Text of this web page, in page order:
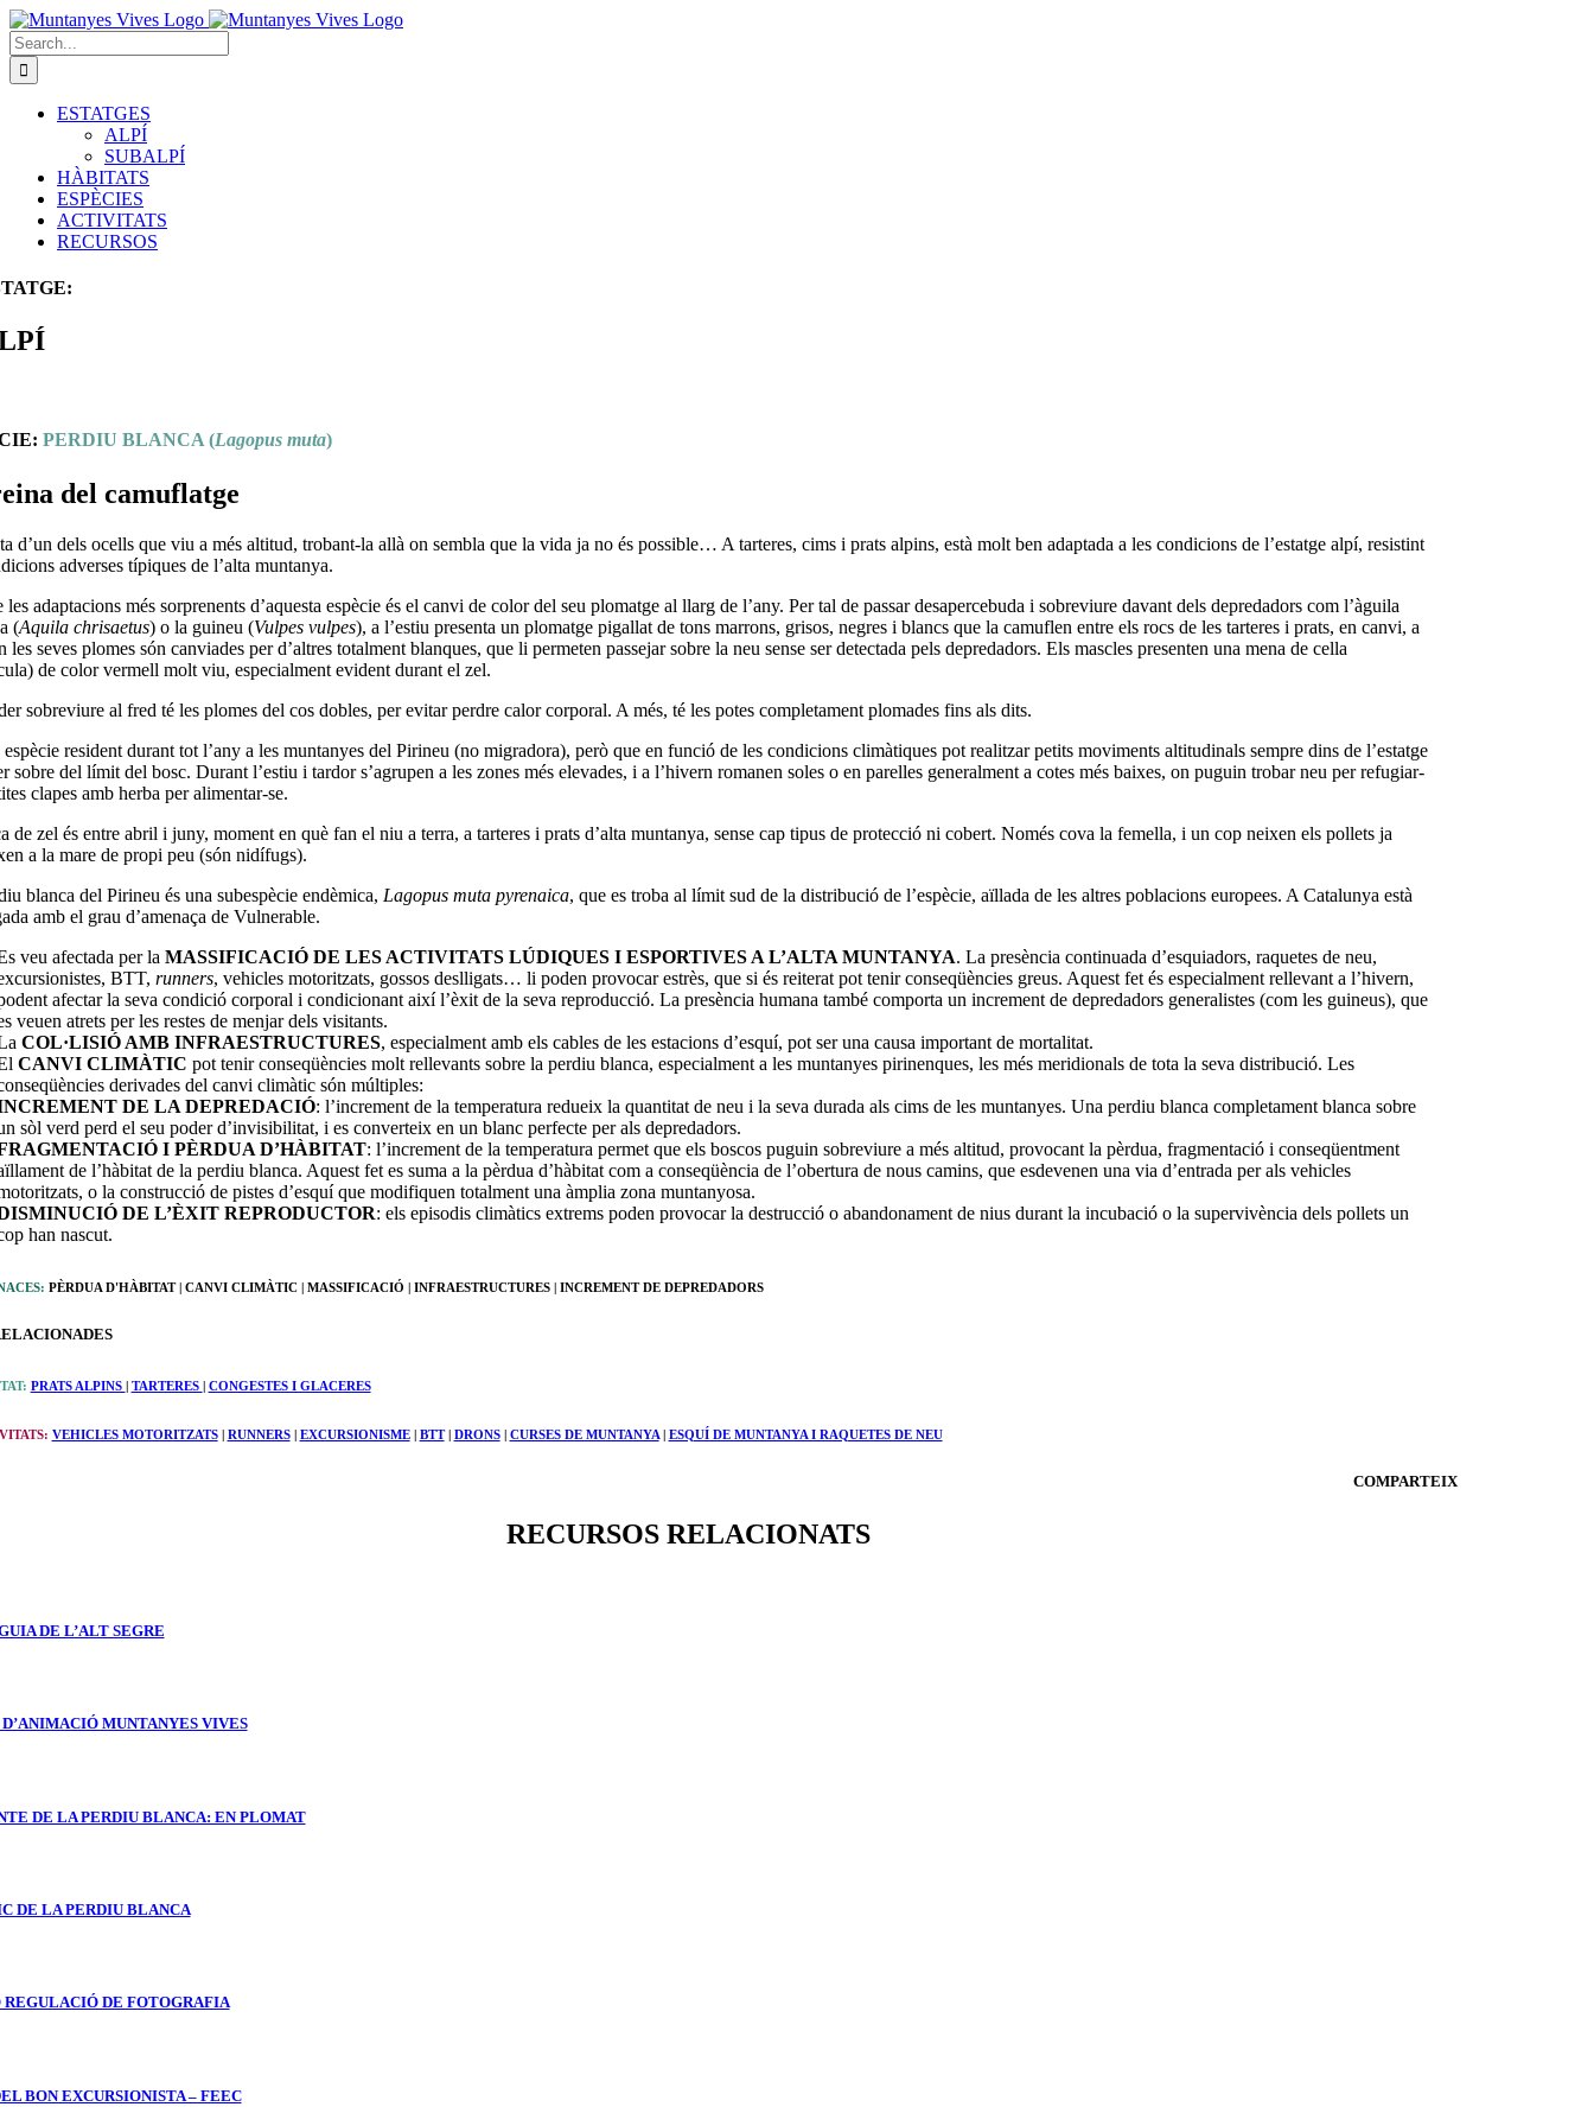
Skip
to
content
Search
for:
ESTATGES
ALPÍ
SUBALPÍ
HÀBITATS
ESPÈCIES
ACTIVITATS
RECURSOS
PERDIU BLANCA (Lagopus muta)
del camuflatge
d’un dels ocells que viu a més altitud, trobant-la allà on sembla que la vida ja no és possible… A tarteres, cims i prats alpins, està molt ben adaptada a les condicions de l’estatge alpí, resistint
adverses típiques de l’alta muntanya.
les adaptacions més sorprenents d’aquesta espècie és el canvi de color del seu plomatge al llarg de l’any. Per tal de passar desapercebuda i sobreviure davant dels depredadors com l’àguila
(Aquila chrisaetus) o la guineu (Vulpes vulpes), a l’estiu presenta un plomatgepigallat de tons marrons, grisos, negres i blancs que la camuflen entre els rocs de les tarteres i prats, en canvi, a
les seves plomes són canviades per d’altres totalment blanques, que li permeten passejar sobre la neu sense ser detectada pels depredadors. Els mascles presenten una mena de cella
de color vermell molt viu, especialment evident durant el zel.
sobreviure al fred té les plomes del cos dobles, per evitar perdre calor corporal. A més, té les potes completament plomades fins als dits.
resident durant tot l’any a les muntanyes del Pirineu (no migradora), però que en funció de les condicions climàtiques pot realitzar petits moviments altitudinals sempre dins de l’estatge
sobre del límit del bosc. Durant l’estiu i tardor s’agrupen a les zones més elevades, i a l’hivern romanen soles o en parelles generalment a cotes més baixes, on puguin trobar neu per refugiar-
clapes amb herba per alimentar-se.
de zel és entre abril i juny, moment en què fan el niu a terra, a tarteres i prats d’alta muntanya, sense cap tipus de protecció ni cobert. Només cova la femella, i un cop neixen els pollets ja
a la mare de propi peu (són nidífugs).
blanca del Pirineu és una subespècie endèmica, Lagopus muta pyrenaica, que es troba al límit sud de la distribució de l’espècie, aïllada de les altres poblacions europees. A Catalunya està
amb el grau d’amenaça de Vulnerable.
veu afectada per la MASSIFICACIÓ DE LES ACTIVITATS LÚDIQUES I ESPORTIVES A L’ALTA MUNTANYA. La presència continuada d’esquiadors, raquetes de neu,
BTT, runners, vehicles motoritzats, gossos deslligats… li poden provocar estrès, que si és reiterat pot tenir conseqüències greus. Aquest fet és especialment rellevant a l’hivern,
afectar la seva condició corporal i condicionant així l’èxit de la seva reproducció. La presència humana també comporta un increment de depredadors generalistes (com les guineus), que
veuen atrets per les restes de menjar dels visitants.
COL·LISIÓ AMB INFRAESTRUCTURES, especialment amb els cables de les estacions d’esquí, pot ser una causa important de mortalitat.
CANVI CLIMÀTIC pot tenir conseqüències molt rellevants sobre la perdiu blanca, especialment a les muntanyes pirinenques, les més meridionals de tota la seva distribució. Les
derivades del canvi climàtic són múltiples:
DE LA DEPREDACIÓ: l’increment de la temperatura redueix la quantitat de neu i la seva durada als cims de les muntanyes. Una perdiu blanca completament blanca sobre
sòl verd perd el seu poder d’invisibilitat, i es converteix en un blanc perfecte per als depredadors.
I PÈRDUA D’HÀBITAT: l’increment de la temperatura permet que els boscos puguin sobreviure a més altitud, provocant la pèrdua, fragmentació i conseqüentment
de l’hàbitat de la perdiu blanca. Aquest fet es suma a la pèrdua d’hàbitat com a conseqüència de l’obertura de nous camins, que esdevenen una via d’entrada per als vehicles
o la construcció de pistes d’esquí que modifiquen totalment una àmplia zona muntanyosa.
DE L’ÈXIT REPRODUCTOR: els episodis climàtics extrems poden provocar la destrucció o abandonament de nius durant la incubació o la supervivència dels pollets un
han nascut.
PÈRDUA D'HÀBITAT | CANVI CLIMÀTIC | MASSIFICACIÓ | INFRAESTRUCTURES | INCREMENT DE DEPREDADORS
PRATS ALPINS | TARTERES | CONGESTES I GLACERES
VEHICLES MOTORITZATS| RUNNERS| EXCURSIONISME| BTT| DRONS| CURSES DE MUNTANYA| ESQUÍ DE MUNTANYA I RAQUETES DE NEU
COMPARTEIX
RECURSOS RELACIONATS
DE L’ALT SEGRE
MUNTANYES VIVES
DE LA PERDIU BLANCA: EN PLOMAT
DE LA PERDIU BLANCA
REGULACIÓ DE FOTOGRAFIA
BON EXCURSIONISTA – FEEC